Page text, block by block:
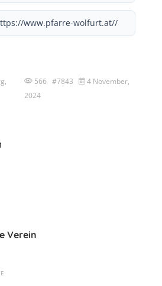
www.pfarre-wolfurt.at//
566 #7843
4 November,
2024
Verein